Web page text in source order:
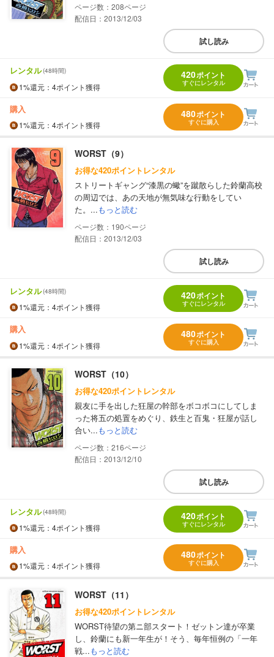
208
配信日：2013/12/03
試し読み
レンタル(48時間)
1%還元 ：4ポイント獲得
420ポイント
すぐにレンタル
購入
1%還元 ：4ポイント獲得
480ポイント
すぐに購入
WORST（9）
お得な420ポイントレンタル
ストリートギャング“漆黒の蠍”を蹴散らした鈴蘭高校
の周辺では、あの天地が無気味な行動をしてい
た。...もっと読む
190
配信日：2013/12/03
試し読み
レンタル(48時間)
1%還元 ：4ポイント獲得
420ポイント
すぐにレンタル
購入
1%還元 ：4ポイント獲得
480ポイント
すぐに購入
WORST（10）
お得な420ポイントレンタル
親友に手を出した狂屋の幹部をボコボコにしてしま
った将五の処置をめぐり、鉄生と百鬼・狂屋が話し
合い...もっと読む
216
配信日：2013/12/10
試し読み
レンタル(48時間)
1%還元 ：4ポイント獲得
420ポイント
すぐにレンタル
購入
1%還元 ：4ポイント獲得
480ポイント
すぐに購入
WORST（11）
お得な420ポイントレンタル
WORST待望の第ニ部スタート！ゼットン達が卒業
し、鈴蘭にも新一年生が！そう、毎年恒例の「一年
戦...もっと読む